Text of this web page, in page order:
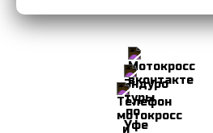
Мы в
8-906-103-